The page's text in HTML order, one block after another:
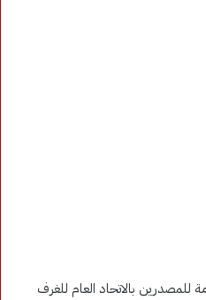
للمصدرين بالاتحاد العام للغرف